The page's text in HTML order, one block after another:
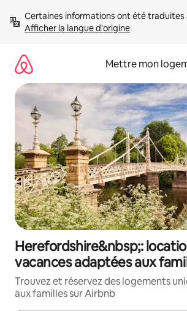
directement
Afficher la langue d'origine
Mettre mon
Herefordshire&nbsp;:
vacances adaptées aux
Trouvez et réservez des logements
aux familles sur Airbnb